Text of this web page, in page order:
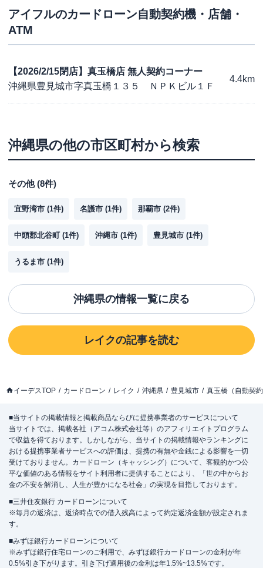
アイフルのカードローン自動契約機・店舗・
ATM
【2026/2/15閉店】真玉橋店 無人契約コーナー
沖縄県豊見城市字真玉橋１３５ ＮＰＫビル１Ｆ
4.4km
沖縄県の他の市区町村から検索
その他(8件)
宜野湾市 (1件) 名護市 (1件) 那覇市 (2件)
中頭郡北谷町 (1件) 沖縄市 (1件) 豊見城市 (1件)
うるま市 (1件)
沖縄県の情報一覧に戻る
レイクの記事を読む
イーデスTOP カードローン レイク 沖縄県 豊見城市 真玉橋（自動契
■当サイトの掲載情報と掲載商品ならびに提携事業者のサービスについて
当サイトでは、掲載各社（アコム株式会社等）のアフィリエイトプログラム
で収益を得ております。しかしながら、当サイトの掲載情報やランキングに
おける提携事業者サービスへの評価は、提携の有無や金銭による影響を一切
受けておりません。カードローン（キャッシング）について、客観的かつ公
平な価値のある情報をサイト利用者に提供することにより、「世の中からお
金の不安を解消し、人生が豊かになる社会」の実現を目指しております。
■三井住友銀行 カードローンについて
※毎月の返済は、返済時点での借入残高によって約定返済金額が設定されま
す。
■みずほ銀行カードローンについて
※みずほ銀行住宅ローンのご利用で、みずほ銀行カードローンの金利が年
0.5%引き下がります。引き下げ適用後の金利は年1.5%~13.5%です。